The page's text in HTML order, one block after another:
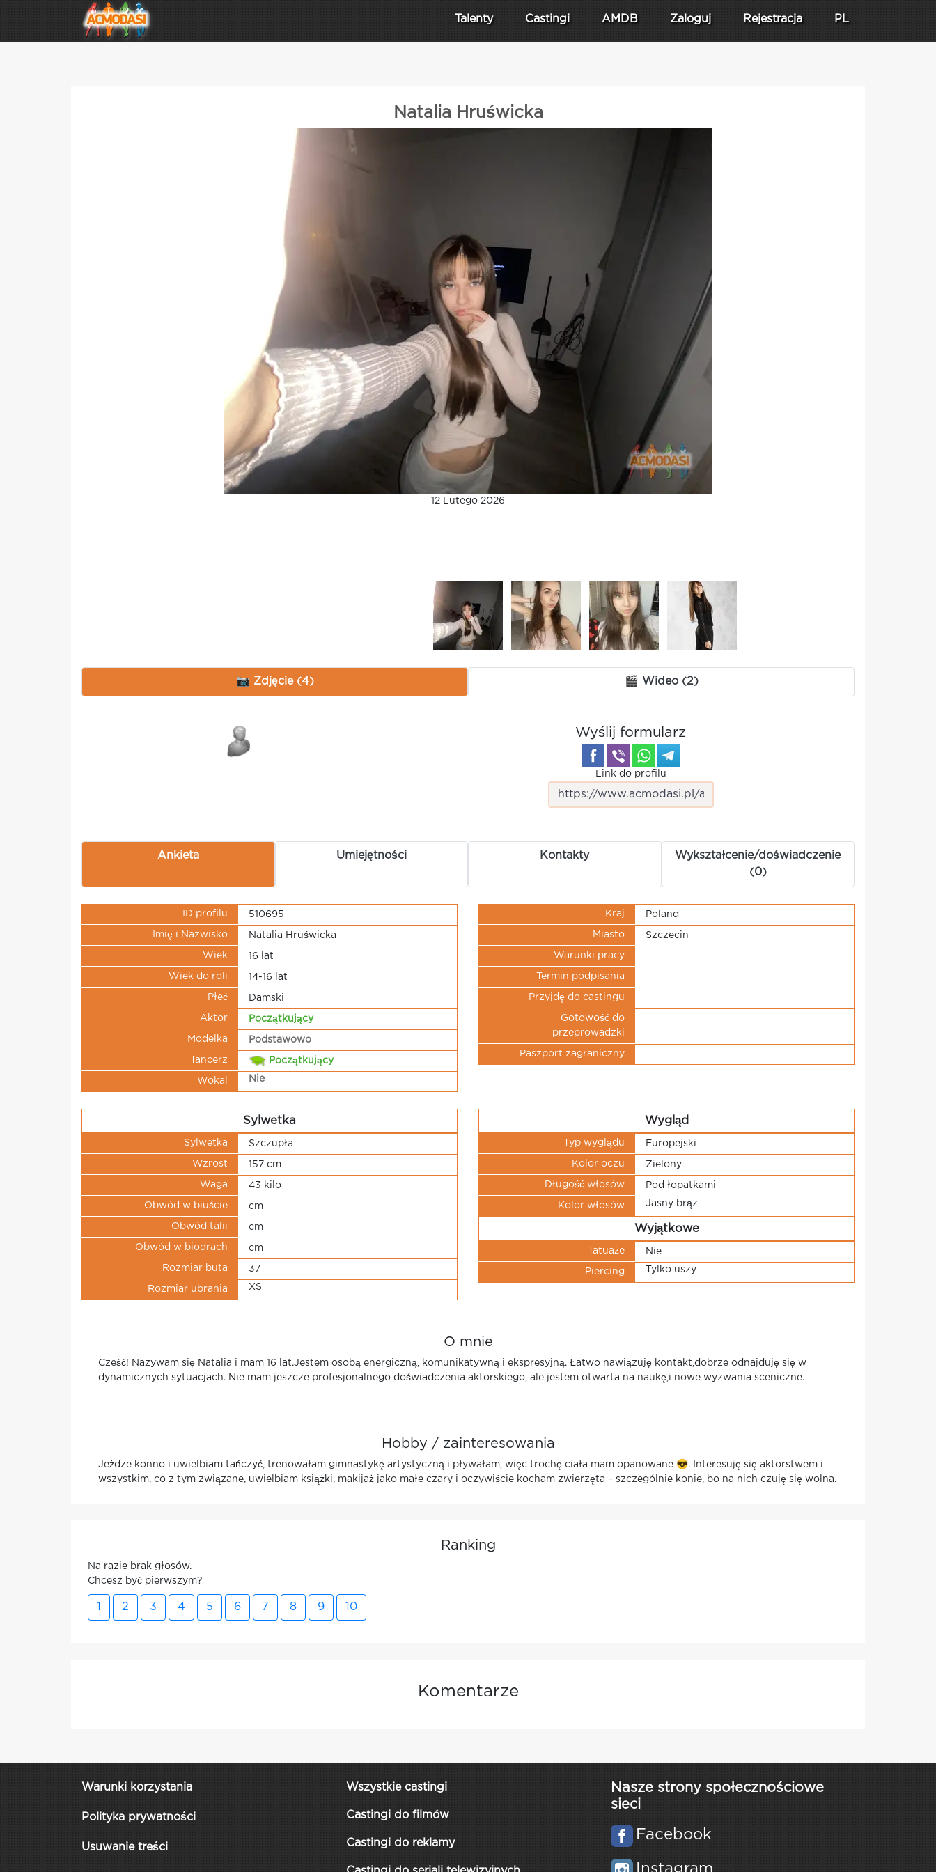
Talenty Castingi AMDB Zaloguj Rejestracja PL
Natalia Hruświcka
12 Lutego 2026
📷 Zdjęcie (4) 🎬 Wideo (2)
Wyślij formularz
Link do profilu
Ankieta Umiejętności Kontakty
Wykształcenie/doświadczenie
(0)
ID profilu 510695
Imię i Nazwisko Natalia Hruświcka
Wiek 16 lat
Wiek do roli 14-16 lat
Płeć Damski
Aktor Początkujący
Modelka Podstawowo
Tancerz Początkujący
Wokal Nie
Kraj Poland
Miasto Szczecin
Warunki pracy
Termin podpisania
Przyjdę do castingu
Gotowość do
przeprowadzki
Paszport zagraniczny
Sylwetka
Sylwetka Szczupła
Wzrost 157 cm
Waga 43 kilo
Obwód w biuście cm
Obwód talii cm
Obwód w biodrach cm
Rozmiar buta 37
Rozmiar ubrania XS
Wygląd
Typ wyglądu Europejski
Kolor oczu Zielony
Długość włosów Pod łopatkami
Kolor włosów Jasny brąz
Wyjątkowe
Tatuaże Nie
Piercing Tylko uszy
O mnie
Cześć! Nazywam się Natalia i mam 16 lat.Jestem osobą energiczną, komunikatywną i ekspresyjną. Łatwo nawiązuję kontakt,dobrze odnajduję się w
dynamicznych sytuacjach. Nie mam jeszcze profesjonalnego doświadczenia aktorskiego, ale jestem otwarta na naukę,i nowe wyzwania sceniczne.
Hobby / zainteresowania
Jeżdze konno i uwielbiam tańczyć, trenowałam gimnastykę artystyczną i pływałam, więc trochę ciała mam opanowane 😎. Interesuję się aktorstwem i
wszystkim, co z tym związane, uwielbiam książki, makijaż jako małe czary i oczywiście kocham zwierzęta – szczególnie konie, bo na nich czuję się wolna.
Ranking
Na razie brak głosów.
Chcesz być pierwszym?
2 3 4 5 6 7 8 9 10
Komentarze
Warunki korzystania
Polityka prywatności
Usuwanie treści
Wszystkie castingi
Castingi do filmów
Castingi do reklamy
Nasze strony społecznościowe
sieci
Facebook
Instagram